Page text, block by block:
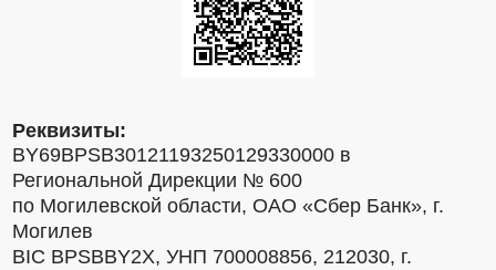
Реквизиты:
BY69BPSB30121193250129330000 в
Региональной Дирекции № 600
по Могилевской области, ОАО «Сбер Банк», г.
Могилев
BIC BPSBBY2X, УНП 700008856, 212030, г.